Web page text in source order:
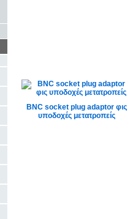
BNC socket plug adaptor φις
υποδοχές μετατροπείς